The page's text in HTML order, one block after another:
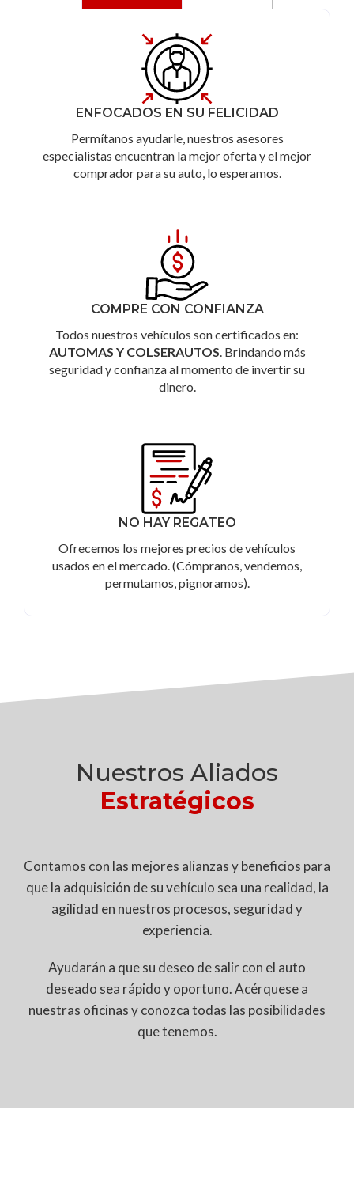
ENFOCADOS EN SU FELICIDAD
Permítanos ayudarle, nuestros asesores
especialistas encuentran la mejor oferta y el mejor
comprador para su auto, lo esperamos.
COMPRE CON CONFIANZA
Todos nuestros vehículos son certificados en:
AUTOMAS Y COLSERAUTOS. Brindando más
seguridad y confianza al momento de invertir su
dinero.
NO HAY REGATEO
Ofrecemos los mejores precios de vehículos
usados en el mercado. (Cómpranos, vendemos,
permutamos, pignoramos).
Nuestros Aliados
Estratégicos
Contamos con las mejores alianzas y beneficios para
que la adquisición de su vehículo sea una realidad, la
agilidad en nuestros procesos, seguridad y
experiencia.
Ayudarán a que su deseo de salir con el auto
deseado sea rápido y oportuno. Acérquese a
nuestras oficinas y conozca todas las posibilidades
que tenemos.